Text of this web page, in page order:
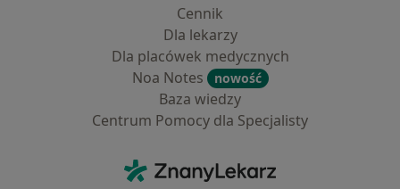
Cennik
Dla lekarzy
Dla placówek medycznych
Noa Notes
nowość
Baza wiedzy
Centrum Pomocy dla Specjalisty
ZnanyLekarz - Strona główna